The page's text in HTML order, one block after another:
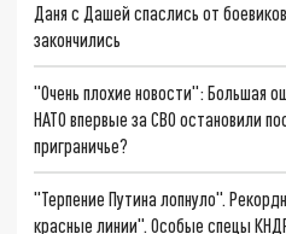
Даня с Дашей спаслись от
закончились
"Очень плохие новости": Большая
НАТО впервые за СВО остановили
приграничье?
"Терпение Путина лопнуло".
красные линии". Особые спецы